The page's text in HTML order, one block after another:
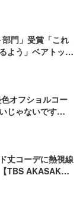
門」受賞「これ
よう」ベアトップ
オフショルコー
じゃないです
丈コーデに熱視線
TBS AKASAKA